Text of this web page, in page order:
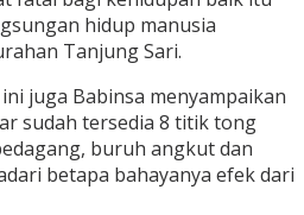
hidup manusia
Tanjung Sari.
juga Babinsa menyampaikan
sudah tersedia 8 titik tong
buruh angkut dan
betapa bahayanya efek dari